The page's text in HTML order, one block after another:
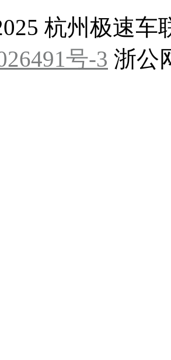
杭州极速
号-3 浙公